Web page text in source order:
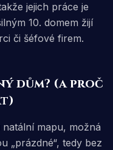
jejich práce je
10. domem žijí
či šéfové firem.
dům? (a proč
mapu, možná
„prázdné“, tedy bez